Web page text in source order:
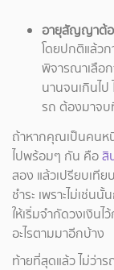
อายุสัญญาต้อ
โดยปกติแล้ว
พิจารณาเลือก
นานจนเกินไป
รถ ต้องมาจ
ถ้าหากคุณเป็นคนห
ไปพร้อมๆ กัน คือสิ
สอง แล้วเปรียบเที
ชำระ เพราะไม่เช่
ให้เริ่มจำกัดวงเงินไ
อะไรตามมาอีกบ้าง
ท้ายที่สุดแล้ว ไม่ว่า